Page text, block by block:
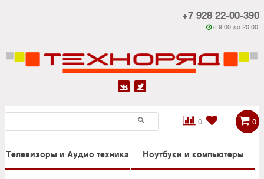
+7 928 22-00-390
 c 9:00 до 20:00
 
0

 0
Телевизоры и Аудио техника Ноутбуки и компьютеры